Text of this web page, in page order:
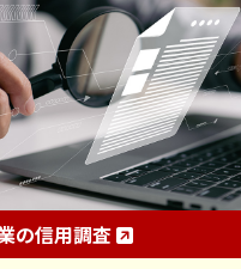
の信用調査